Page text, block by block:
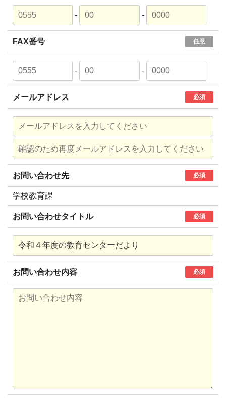
- -
FAX番号 任意
- -
メールアドレス 必須
お問い合わせ先 必須
学校教育課
お問い合わせタイトル 必須
お問い合わせ内容 必須